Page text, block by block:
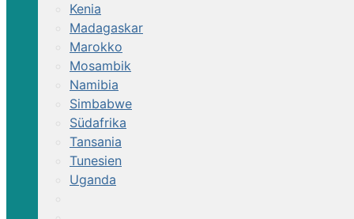
Kenia
Madagaskar
Marokko
Mosambik
Namibia
Simbabwe
Südafrika
Tansania
Tunesien
Uganda